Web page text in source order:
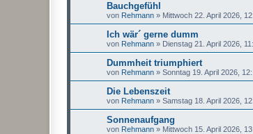
Bauchgefühl
von Rehmann » Mittwoch 22. April 2026,
Ich wär´ gerne dumm
von Rehmann » Dienstag 21. April 2026,
Dummheit triumphiert
von Rehmann » Sonntag 19. April 2026,
Die Lebenszeit
von Rehmann » Samstag 18. April 2026,
Sonnenaufgang
von Rehmann » Mittwoch 15. April 2026,